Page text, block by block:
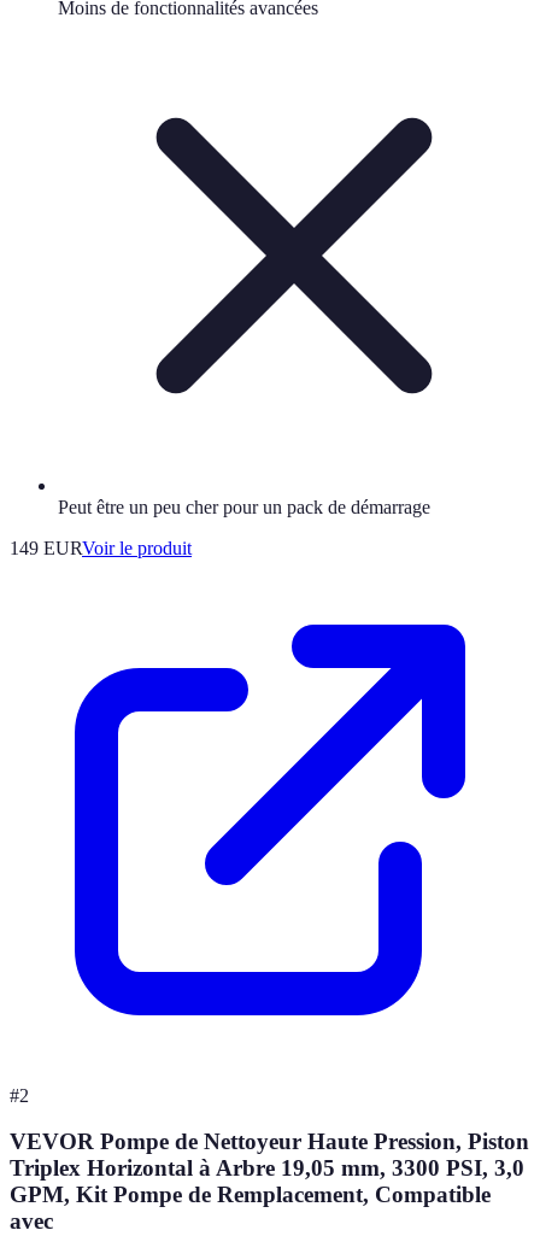
Moins de fonctionnalités avancées
Peut être un peu cher pour un pack de démarrage
149 EURVoir le produit
#2
VEVOR Pompe de Nettoyeur Haute Pression, Piston
Triplex Horizontal à Arbre 19,05 mm, 3300 PSI, 3,0
GPM, Kit Pompe de Remplacement, Compatible
avec